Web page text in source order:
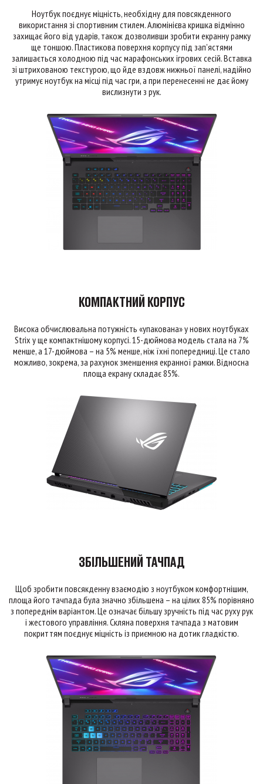
Ноутбук поєднує міцність, необхідну для повсякденного
використання зі спортивним стилем. Алюмінієва кришка відмінно
захищає його від ударів, також дозволивши зробити екранну рамку
ще тоншою. Пластикова поверхня корпусу під зап'ястями
залишається холодною під час марафонських ігрових сесій. Вставка
зі штрихованою текстурою, що йде вздовж нижньої панелі, надійно
утримує ноутбук на місці під час гри, а при перенесенні не дає йому
вислизнути з рук.
КОМПАКТНИЙ КОРПУС
Висока обчислювальна потужність «упакована» у нових ноутбуках
Strix у ще компактнішому корпусі. 15-дюймова модель стала на 7%
менше, а 17-дюймова – на 5% менше, ніж їхні попередниці. Це стало
можливо, зокрема, за рахунок зменшення екранної рамки. Відносна
площа екрану складає 85%.
ЗБІЛЬШЕНИЙ ТАЧПАД
Щоб зробити повсякденну взаємодію з ноутбуком комфортнішим,
площа його тачпада була значно збільшена – на цілих 85% порівняно
з попереднім варіантом. Це означає більшу зручність під час руху рук
і жестового управління. Скляна поверхня тачпада з матовим
покриттям поєднує міцність із приємною на дотик гладкістю.